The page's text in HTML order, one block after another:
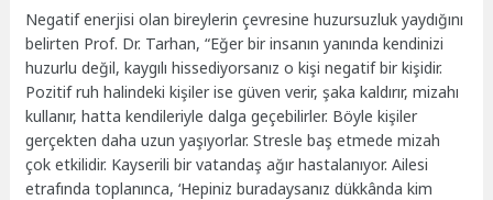
Negatif enerjisi olan bireylerin çevresine huzursuzluk yaydığını
belirten Prof. Dr. Tarhan, “Eğer bir insanın yanında kendinizi
huzurlu değil, kaygılı hissediyorsanız o kişi negatif bir kişidir.
Pozitif ruh halindeki kişiler ise güven verir, şaka kaldırır, mizahı
kullanır, hatta kendileriyle dalga geçebilirler. Böyle kişiler
gerçekten daha uzun yaşıyorlar. Stresle baş etmede mizah
çok etkilidir. Kayserili bir vatandaş ağır hastalanıyor. Ailesi
etrafında toplanınca, ‘Hepiniz buradaysanız dükkânda kim